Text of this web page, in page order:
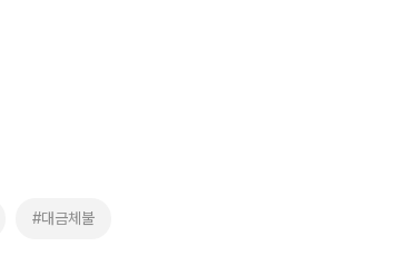
#대금체불